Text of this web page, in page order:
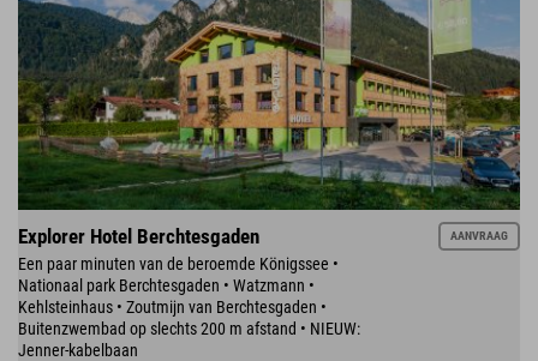
Explorer Hotel Berchtesgaden
Een paar minuten van de beroemde Königssee •
Nationaal park Berchtesgaden • Watzmann •
Kehlsteinhaus • Zoutmijn van Berchtesgaden •
Buitenzwembad op slechts 200 m afstand • NIEUW:
Jenner-kabelbaan
AANVRAAG